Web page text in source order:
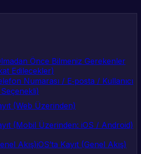
Önce Bilmeniz Gerekenler
Edilecekler)
Numarası / E‑posta / Kullanıcı
(Web Üzerinden)
(Mobil Üzerinden: iOS / Android)
Akış)iOS’ta Kayıt (Genel Akış)